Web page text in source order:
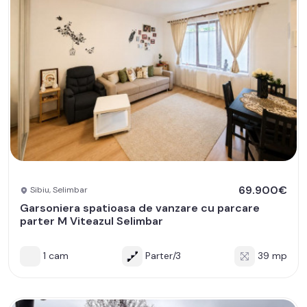
Sibiu, Selimbar
69.900€
Garsoniera spatioasa de vanzare cu parcare
parter M Viteazul Selimbar
1 cam Parter/3 39 mp